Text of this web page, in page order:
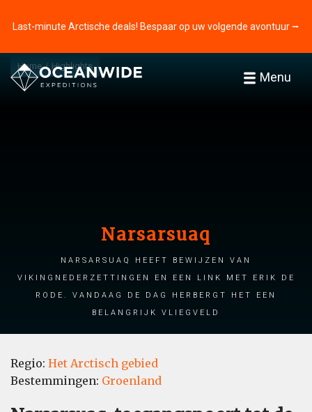
Last-minute Arctische deals! Bespaar op uw volgende avontuur ⭢
Menu
Home Highlights
Narsarsuaq
Narsarsuaq heeft bewijzen van
Vikingnederzettingen en een link met Erik de
Rode. Vandaag de dag herbergt het een
belangrijk vliegveld
Regio: Het Arctisch gebied
Bestemmingen: Groenland